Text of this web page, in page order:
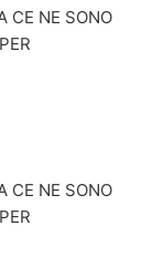
CE NE SONO
CE NE SONO